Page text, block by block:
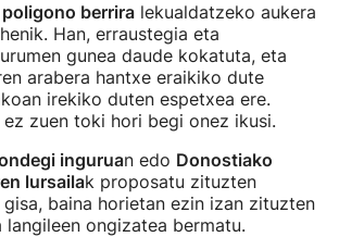
berrira lekualdatzeko aukera
Han, erraustegia eta
gunea daude kokatuta, eta
arabera hantxe eraikiko dute
irekiko duten espetxea ere.
ez zuen toki hori begi onez ikusi.
inguruan edo Donostiako
lursailak proposatu zituzten
baina horietan ezin izan zituzten
langileen ongizatea bermatu.